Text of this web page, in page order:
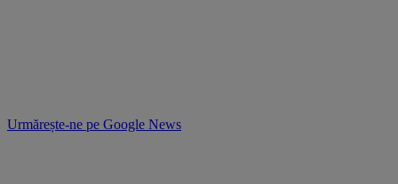
Urmărește-ne pe Google News